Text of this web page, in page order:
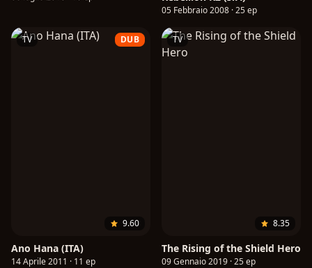
05 Febbraio 2008 · 25 ep
TV DUB
9.60
Ano Hana (ITA)
14 Aprile 2011 · 11 ep
TV
8.35
The Rising of the Shield Hero
09 Gennaio 2019 · 25 ep